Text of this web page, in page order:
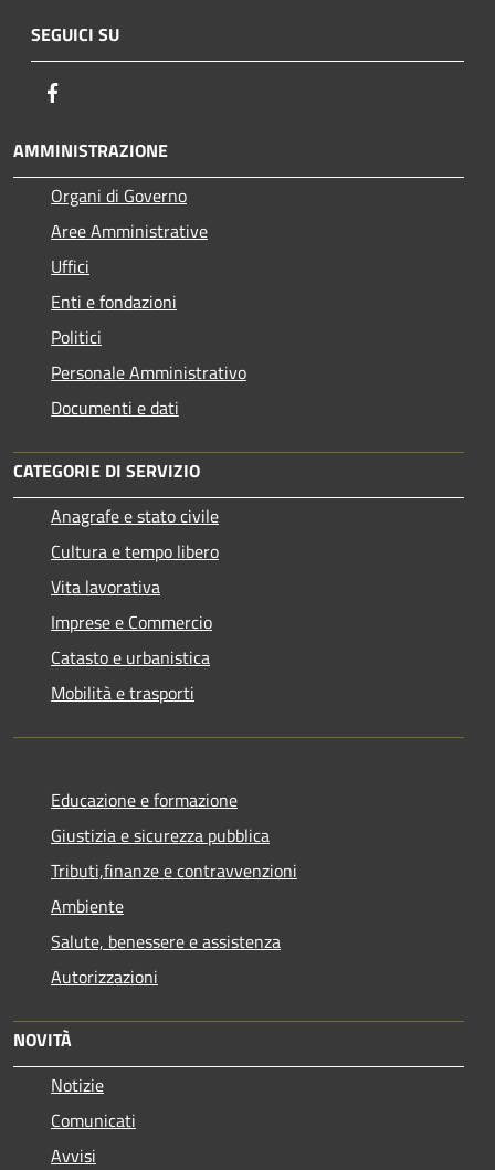
SEGUICI SU
AMMINISTRAZIONE
Organi di Governo
Aree Amministrative
Uffici
Enti e fondazioni
Politici
Personale Amministrativo
Documenti e dati
CATEGORIE DI SERVIZIO
Anagrafe e stato civile
Cultura e tempo libero
Vita lavorativa
Imprese e Commercio
Catasto e urbanistica
Mobilità e trasporti
Educazione e formazione
Giustizia e sicurezza pubblica
Tributi,finanze e contravvenzioni
Ambiente
Salute, benessere e assistenza
Autorizzazioni
NOVITÀ
Notizie
Comunicati
Avvisi